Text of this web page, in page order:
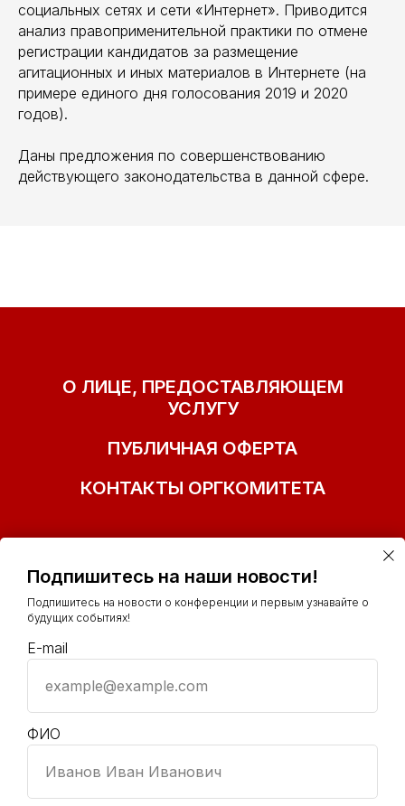
Подпишитесь на наши новости!
Подпишитесь на новости о конференции и первым узнавайте о
будущих событиях!
E-mail
example@example.com
ФИО
Иванов Иван Иванович
социальных сетях и сети «Интернет». Приводится
анализ правоприменительной практики по отмене
регистрации кандидатов за размещение
агитационных и иных материалов в Интернете (на
примере единого дня голосования 2019 и 2020
годов).
Даны предложения по совершенствованию
действующего законодательства в данной сфере.
О ЛИЦЕ, ПРЕДОСТАВЛЯЮЩЕМ
УСЛУГУ
ПУБЛИЧНАЯ ОФЕРТА
КОНТАКТЫ ОРГКОМИТЕТА
+7(977)153-41-32
info@ polit-smm.ru